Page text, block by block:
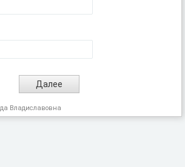
Владиславовна